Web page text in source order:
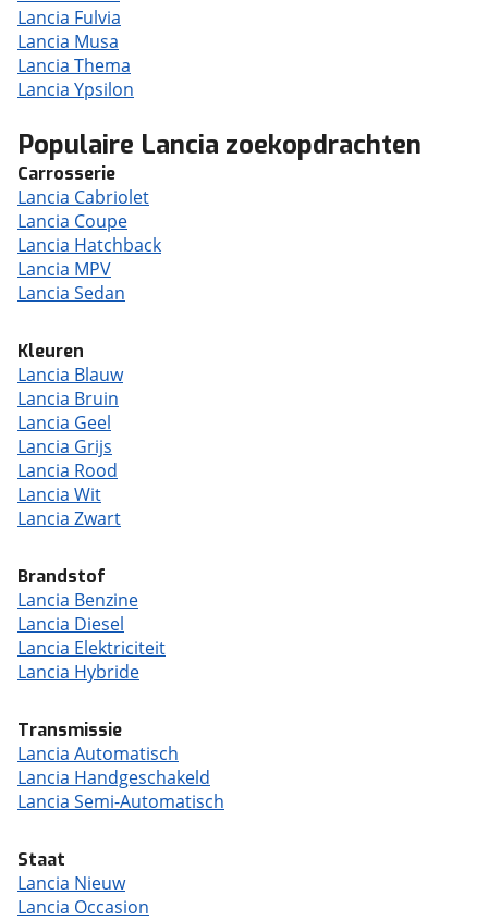
Lancia Fulvia
Lancia Musa
Lancia Thema
Lancia Ypsilon
Populaire Lancia zoekopdrachten
Carrosserie
Lancia Cabriolet
Lancia Coupe
Lancia Hatchback
Lancia MPV
Lancia Sedan
Kleuren
Lancia Blauw
Lancia Bruin
Lancia Geel
Lancia Grijs
Lancia Rood
Lancia Wit
Lancia Zwart
Brandstof
Lancia Benzine
Lancia Diesel
Lancia Elektriciteit
Lancia Hybride
Transmissie
Lancia Automatisch
Lancia Handgeschakeld
Lancia Semi-Automatisch
Staat
Lancia Nieuw
Lancia Occasion